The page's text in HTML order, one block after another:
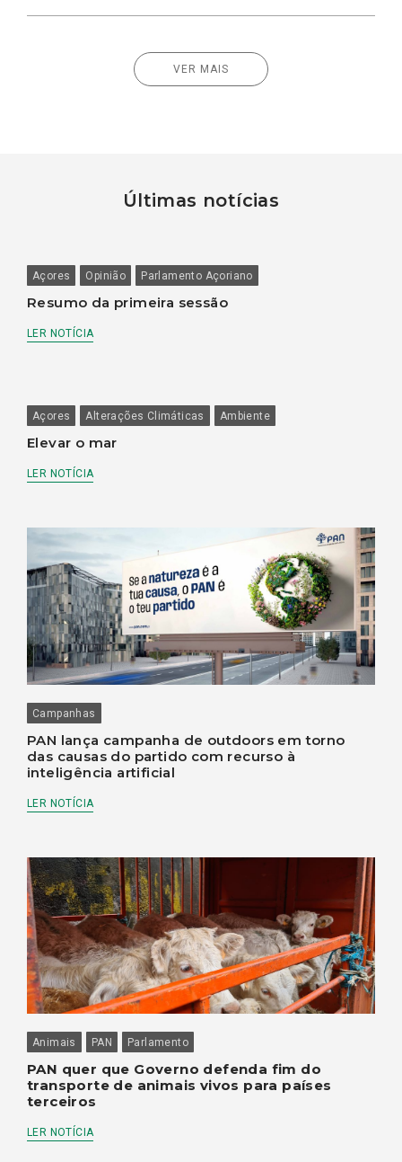
VER MAIS
Últimas notícias
Açores Opinião Parlamento Açoriano
Resumo da primeira sessão
LER NOTÍCIA
Açores Alterações Climáticas Ambiente
Elevar o mar
LER NOTÍCIA
Campanhas
PAN lança campanha de outdoors em torno
das causas do partido com recurso à
inteligência artificial
LER NOTÍCIA
Animais PAN Parlamento
PAN quer que Governo defenda fim do
transporte de animais vivos para países
terceiros
LER NOTÍCIA